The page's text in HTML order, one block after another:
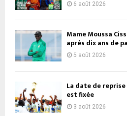
6 août 2026
Mame Moussa
après dix ans de
5 août 2026
La date de
est fixée
3 août 2026